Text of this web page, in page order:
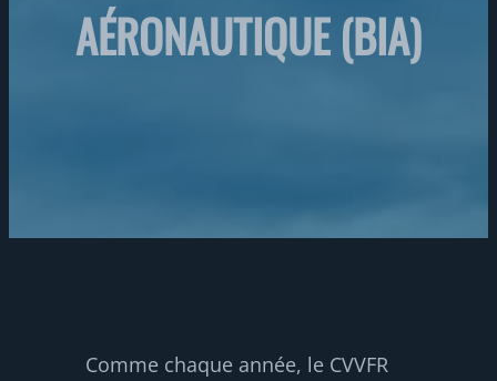
AÉRONAUTIQUE (BIA)
Comme chaque année, le CVVFR